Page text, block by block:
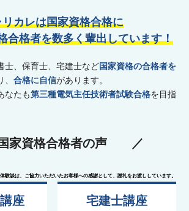
リカレは国家資格合格に
合格者を数多く輩出しています！
士、保育士、宅建士など国家資格の合格者を
合格に自信があります。
なたも第三種電気主任技術者試験合格を目指
家資格合格者の声
験談は、ご協力いただいたお客様への感謝として、謝礼をお渡ししています。
座 宅建士講座